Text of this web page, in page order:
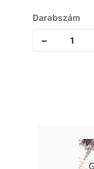
Darabszám
-